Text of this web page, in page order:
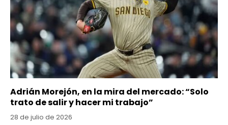
Adrián Morejón, en la mira del mercado: “Solo
trato de salir y hacer mi trabajo”
28 de julio de 2026